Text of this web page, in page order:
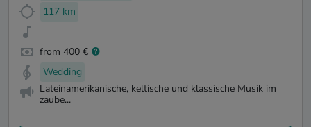
117 km
from 400 €
Wedding
Lateinamerikanische, keltische und klassische Musik im
zaube...